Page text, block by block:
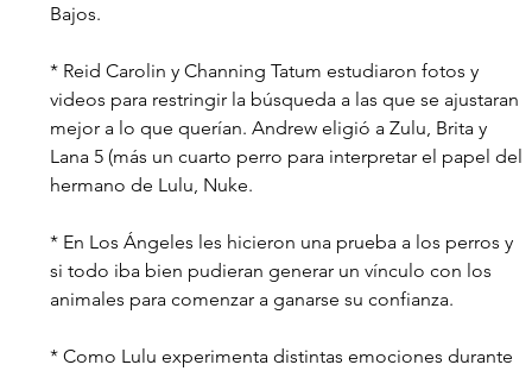
Bajos.
* Reid Carolin y Channing Tatum estudiaron fotos y
videos para restringir la búsqueda a las que se ajustaran
mejor a lo que querían. Andrew eligió a Zulu, Brita y
Lana 5 (más un cuarto perro para interpretar el papel del
hermano de Lulu, Nuke.
* En Los Ángeles les hicieron una prueba a los perros y
si todo iba bien pudieran generar un vínculo con los
animales para comenzar a ganarse su confianza.
* Como Lulu experimenta distintas emociones durante